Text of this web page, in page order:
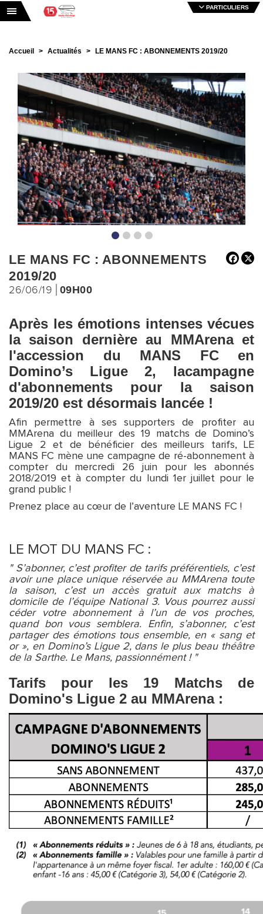
Toggle navigation
PARTICULIERS
Accueil Actualités LE MANS FC : ABONNEMENTS 2019/20
••••
LE MANS FC : ABONNEMENTS
2019/20
26/06/19 09H00
Après les émotions intenses vécues
la saison dernière au MMArena et
l'accession du MANS FC en
Domino’s Ligue 2, lacampagne
d'abonnements pour la saison
2019/20 est désormais lancée !
Afin permettre à ses supporters de profiter au
MMArena du meilleur des 19 matchs de Domino’s
Ligue 2 et de bénéficier des meilleurs tarifs, LE
MANS FC mène une campagne de ré-abonnement à
compter du mercredi 26 juin pour les abonnés
2018/2019 et à compter du lundi 1er juillet pour le
grand public !
Prenez place au cœur de l’aventure LE MANS FC !
LE MOT DU MANS FC :
" S’abonner, c’est profiter de tarifs préférentiels, c’est
avoir une place unique réservée au MMArena toute
la saison, c’est un accès gratuit aux matchs à
domicile de l’équipe National 3. Vous pourrez aussi
céder votre abonnement à l’un de vos proches,
quand bon vous semblera. Enfin, s’abonner, c’est
partager des émotions tous ensemble, en « sang et
or », en Domino’s Ligue 2, dans le plus beau théâtre
de la Sarthe. Le Mans, passionnément ! "
Tarifs pour les 19 Matchs de
Domino's Ligue 2 au MMArena :